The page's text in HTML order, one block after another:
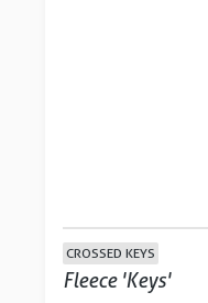
CROSSED KEYS
Fleece 'Keys'